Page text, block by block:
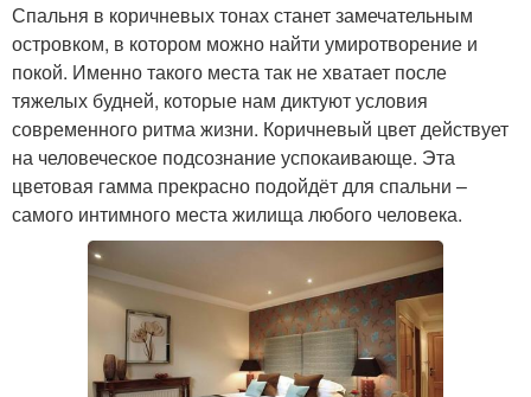
Спальня в коричневых тонах станет замечательным
островком, в котором можно найти умиротворение и
покой. Именно такого места так не хватает после
тяжелых будней, которые нам диктуют условия
современного ритма жизни. Коричневый цвет действует
на человеческое подсознание успокаивающе. Эта
цветовая гамма прекрасно подойдёт для спальни –
самого интимного места жилища любого человека.